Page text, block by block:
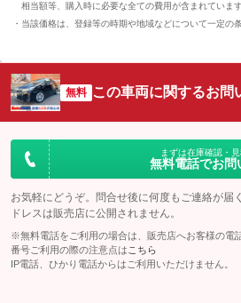
相当額等、購入時に必要な全ての費用が含まれています
当該価格は、登録等の時期や地域などについて一定の
無料 この車両に関するお問
まずは在庫確認・
無料電話でお問
お気軽にどうぞ。問合せ後に何度もご連絡が届
ドレスは販売店に公開されません。
※無料電話をご利用の場合は、販売店へお客様の電
番号ご利用の際の注意点は こちら
IP電話、ひかり電話からはご利用いただけません。